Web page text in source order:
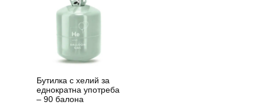
Маршал(Marshall)
Бутилка с хелий за
еднократна употреба
– 90 балона